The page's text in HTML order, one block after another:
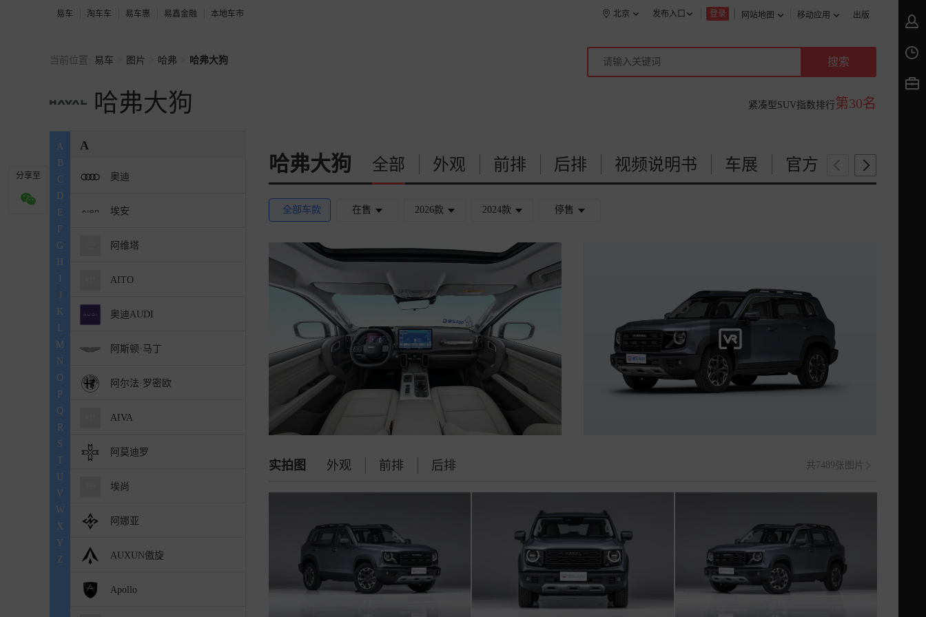
易车 淘车车 易车惠 易鑫金融 本地车市 网站地图 移动应用 出版
登录
发布入口
北京
当前位置: 易车 图片 哈弗 哈弗大狗
哈弗大狗 紧凑型SUV指数排行第30名
A
B
C
D
E
F
G
H
J
K
L
M
N
O
P
Q
R
S
T
U
V
W
X
Y
Z
A
奥迪
埃安
阿维塔
AITO
奥迪AUDI
阿斯顿·马丁
阿尔法·罗密欧
AIVA
阿莫迪罗
埃尚
阿娜亚
AUXUN傲旋
Apollo
哈弗大狗 全部 外观 前排 后排 视频说明书 车展 官方 图片说明
全部车款 在售 2026款 2024款 停售
实拍图 外观 前排 后排 共7489张图片
分享至